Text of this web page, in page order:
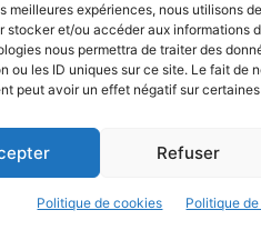
meilleures expériences, nous utilisons
stocker et/ou accéder aux informations
nous permettra de traiter des
ou les ID uniques sur ce site. Le fait de
peut avoir un effet négatif sur
Refuser
Politique de cookies Politique
la sécurité de Chrome : 5
sur le futur de votre